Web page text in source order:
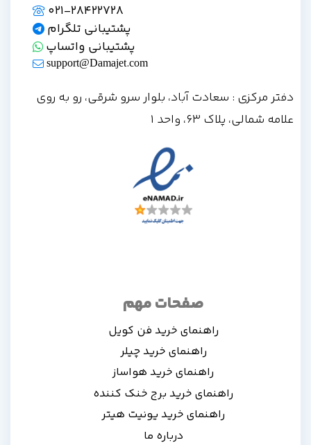
صفحات مهم
راهنمای خرید فن کویل
راهنمای خرید چیلر
راهنمای خرید هواساز
راهنمای خرید برج خنک کننده
راهنمای خرید یونیت هیتر
درباره ما
021-28422728
پشتیبانی تلگرام
پشتیبانی واتساپ
support@Damajet.com
دفتر مرکزی : سعادت آباد، بلوار سرو شرقی، رو به روی
علامه شمالی، پلاک 63، واحد 1